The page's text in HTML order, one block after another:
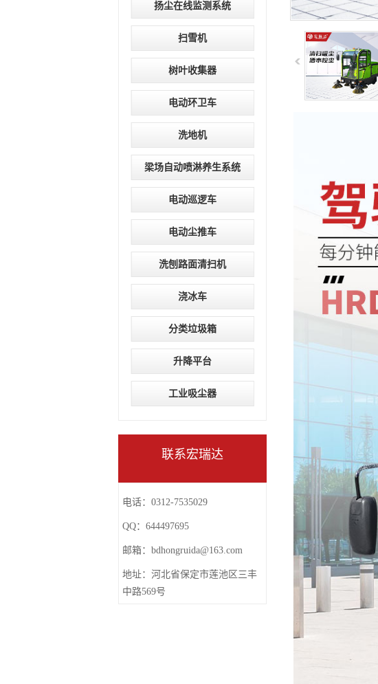
扬尘在线监测系统
扫雪机
树叶收集器
电动环卫车
洗地机
梁场自动喷淋养生系统
电动巡逻车
电动尘推车
洗刨路面清扫机
浇冰车
分类垃圾箱
升降平台
工业吸尘器
联系宏瑞达
电话：0312-7535029
QQ：644497695
邮箱： bdhongruida@163.com
地址：河北省保定市莲池区三丰
中路569号